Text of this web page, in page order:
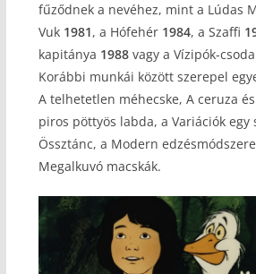
fűződnek a nevéhez, mint a Lúdas
Vuk 1981, a Hófehér 1984, a Szaffi
kapitánya 1988vagy a Vízipók-
Korábbi munkái között szerepel
A telhetetlen méhecske, A ceruza
piros pöttyös labda, a Variációk egy
Össztánc, a Modern
Megalkuvó macskák.